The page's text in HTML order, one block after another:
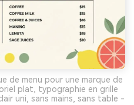
de menu pour une marque de
plat, typographie en grille
uni, sans mains, sans table -